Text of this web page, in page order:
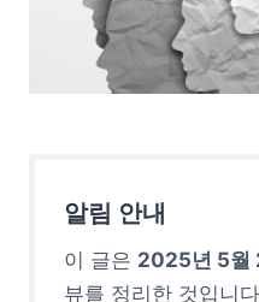
알림 안내
이 글은 2025년 5월
뷰를 정리한 것입니